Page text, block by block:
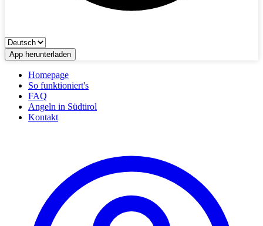
App herunterladen
Homepage
So funktioniert's
FAQ
Angeln in Südtirol
Kontakt